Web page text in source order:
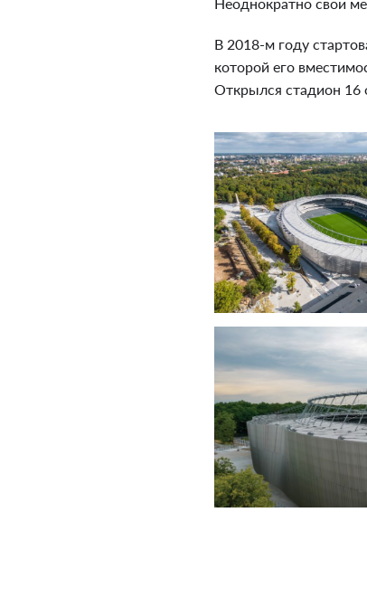
В 2018-м году
которой его
Открылся стадион 16